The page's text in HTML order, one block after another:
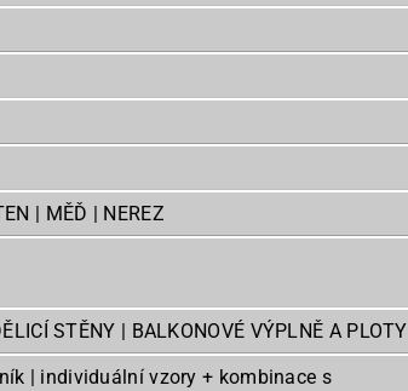
| MĚĎ | NEREZ
STĚNY | BALKONOVÉ VÝPLNĚ A PLOTY
| individuální vzory + kombinace s